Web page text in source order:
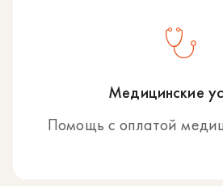
Медицинские
Помощь с оплатой